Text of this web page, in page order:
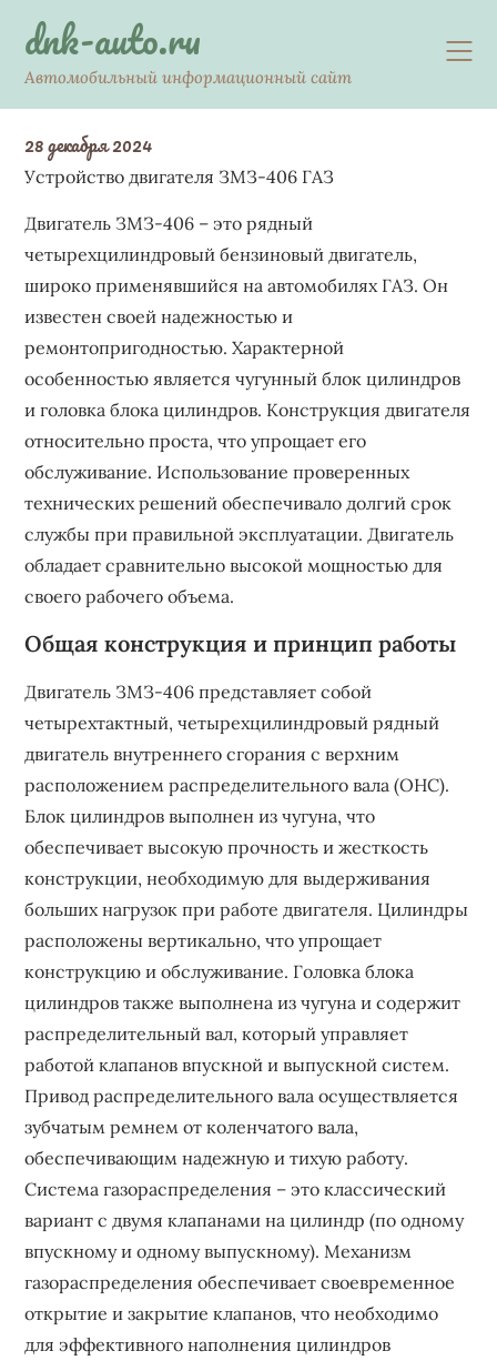
contentdnk-auto.ru
Автомобильный информационный сайт
28 декабря 2024
Устройство двигателя ЗМЗ-406 ГАЗ
Двигатель ЗМЗ-406 – это рядный
четырехцилиндровый бензиновый двигатель,
широко применявшийся на автомобилях ГАЗ. Он
известен своей надежностью и
ремонтопригодностью. Характерной
особенностью является чугунный блок цилиндров
и головка блока цилиндров. Конструкция двигателя
относительно проста, что упрощает его
обслуживание. Использование проверенных
технических решений обеспечивало долгий срок
службы при правильной эксплуатации. Двигатель
обладает сравнительно высокой мощностью для
своего рабочего объема.
Общая конструкция и принцип работы
Двигатель ЗМЗ-406 представляет собой
четырехтактный, четырехцилиндровый рядный
двигатель внутреннего сгорания с верхним
расположением распределительного вала (OHC).
Блок цилиндров выполнен из чугуна, что
обеспечивает высокую прочность и жесткость
конструкции, необходимую для выдерживания
больших нагрузок при работе двигателя. Цилиндры
расположены вертикально, что упрощает
конструкцию и обслуживание. Головка блока
цилиндров также выполнена из чугуна и содержит
распределительный вал, который управляет
работой клапанов впускной и выпускной систем.
Привод распределительного вала осуществляется
зубчатым ремнем от коленчатого вала,
обеспечивающим надежную и тихую работу.
Система газораспределения – это классический
вариант с двумя клапанами на цилиндр (по одному
впускному и одному выпускному). Механизм
газораспределения обеспечивает своевременное
открытие и закрытие клапанов, что необходимо
для эффективного наполнения цилиндров